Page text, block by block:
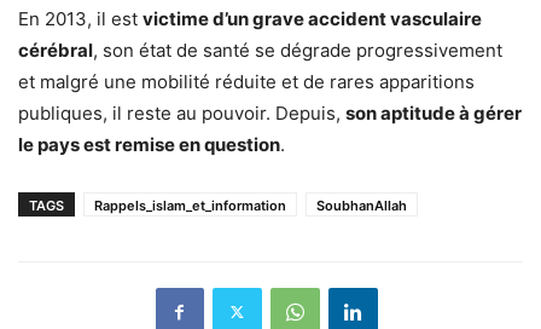
En 2013, il est victime d’un grave accident vasculaire
cérébral, son état de santé se dégrade progressivement
et malgré une mobilité réduite et de rares apparitions
publiques, il reste au pouvoir. Depuis, son aptitude à gérer
le pays est remise en question.
TAGS Rappels_islam_et_information SoubhanAllah